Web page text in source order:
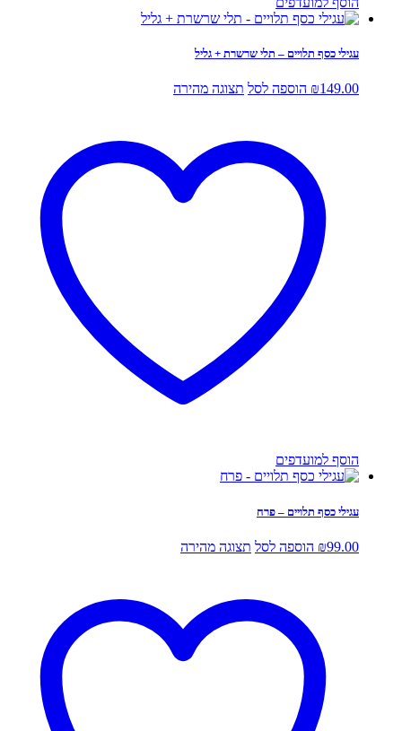
עגילי כסף תלויים – תלי שרשרת + גליל
₪149.00 הוספה לסל תצוגה מהירה
הוסף למועדפים
עגילי כסף תלויים – פרח
₪99.00 הוספה לסל תצוגה מהירה